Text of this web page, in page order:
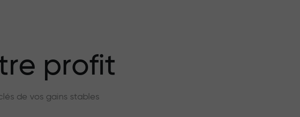
plus
profit
de vos gains stables